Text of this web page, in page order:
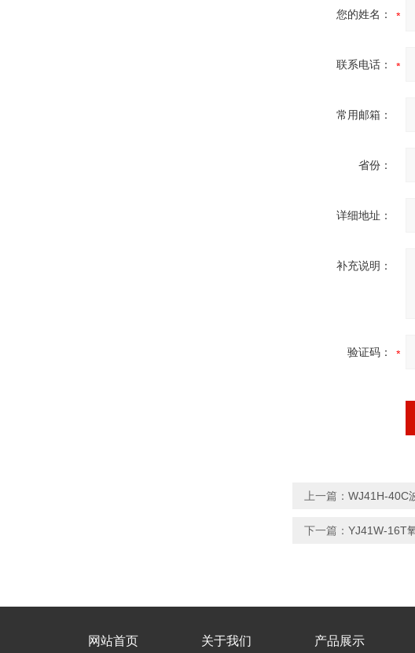
您的姓名：
联系电话：
常用邮箱：
省份：
详细地址：
补充说明：
验证码：
上一篇： WJ41H-40C
下一篇： YJ41W-16T
网站首页 关于我们 产品展示